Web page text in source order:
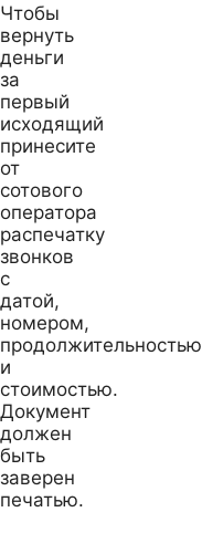
Чтобы
вернуть
деньги
за
первый
исходящий
принесите
от
сотового
оператора
распечатку
звонков
с
датой,
номером,
продолжительностью
и
стоимостью.
Документ
должен
быть
заверен
печатью.